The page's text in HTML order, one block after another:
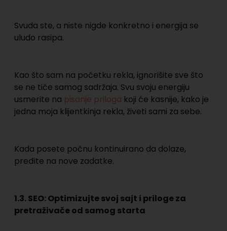
Svuda ste, a niste nigde konkretno i energija se
uludo rasipa.
Kao što sam na početku rekla, ignorišite sve što
se ne tiče samog sadržaja. Svu svoju energiju
usmerite na pisanje priloga koji će kasnije, kako je
jedna moja klijentkinja rekla, živeti sami za sebe.
Kada posete počnu kontinuirano da dolaze,
pređite na nove zadatke.
1.3. SEO: Optimizujte svoj sajt i priloge za
pretraživače od samog starta